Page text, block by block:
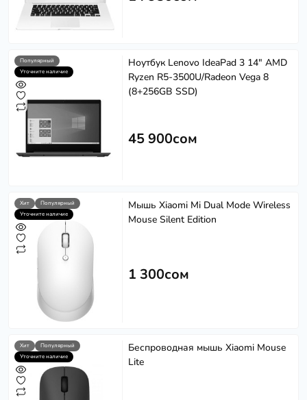
Популярный
Уточните наличие
Ноутбук Lenovo IdeaPad 3 14" AMD
Ryzen R5-3500U/Radeon Vega 8
(8+256GB SSD)
45 900сом
Хит
Популярный
Уточните наличие
Мышь Xiaomi Mi Dual Mode Wireless
Mouse Silent Edition
1 300сом
Хит
Популярный
Уточните наличие
Беспроводная мышь Xiaomi Mouse
Lite
S Эффективность в каждом решении
Здравствуйте! 👋
Чем можем помочь?